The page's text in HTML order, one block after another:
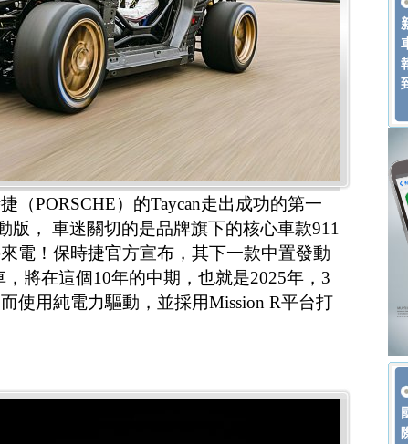
（PORSCHE）的Taycan走出成功的第一
版， 車迷關切的是品牌旗下的核心車款911
電！保時捷官方宣布，其下一款中置發動
，將在這個10年的中期，也就是2025年，3
使用純電力驅動，並採用Mission R平台打